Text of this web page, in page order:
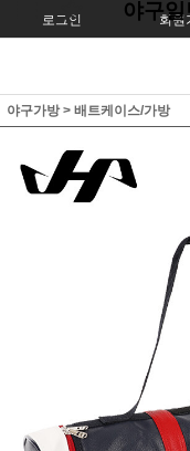
로그인 회원
야구
야구가방> 배트케이스/가방